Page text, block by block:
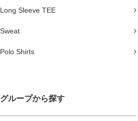
Long Sleeve TEE
Sweat
Polo Shirts
グループから探す